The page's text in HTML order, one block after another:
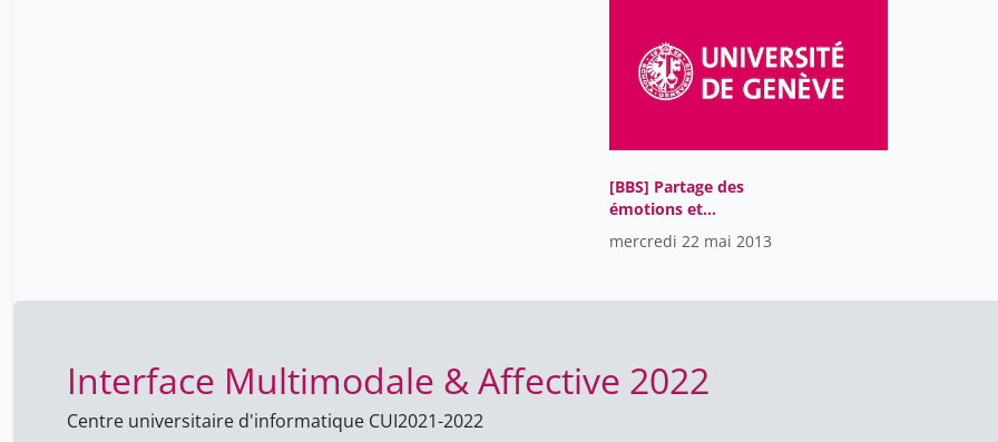
[BBS] Partage des
émotions et
collaboration médiatisée
par ordinateur
mercredi 22 mai 2013
Interface Multimodale & Affective 2022
Centre universitaire d'informatique CUI2021-2022